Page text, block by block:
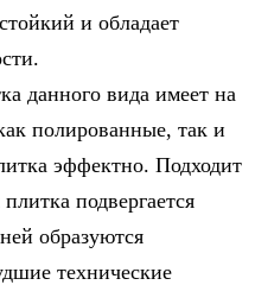
и обладает
данного вида имеет на
полированные, так и
эффектно. Подходит
подвергается
образуются
технические